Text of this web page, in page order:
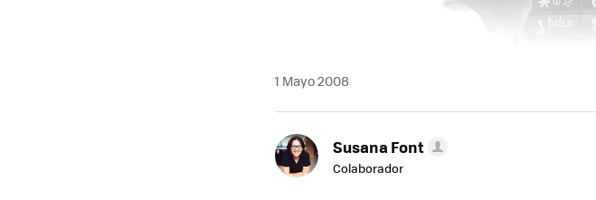
1 Mayo 2008
Susana Font
Colaborador